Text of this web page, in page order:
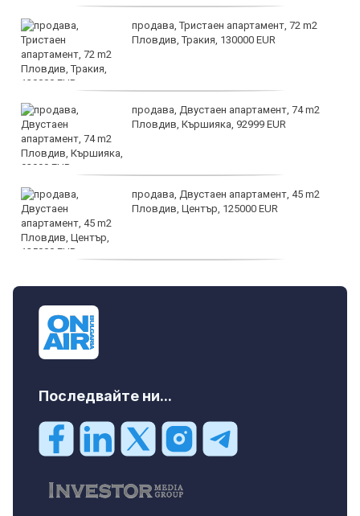
продава, Тристаен апартамент, 72 m2
Пловдив, Тракия, 130000 EUR
продава, Двустаен апартамент, 74 m2
Пловдив, Кършияка, 92999 EUR
продава, Двустаен апартамент, 45 m2
Пловдив, Център, 125000 EUR
Последвайте ни...